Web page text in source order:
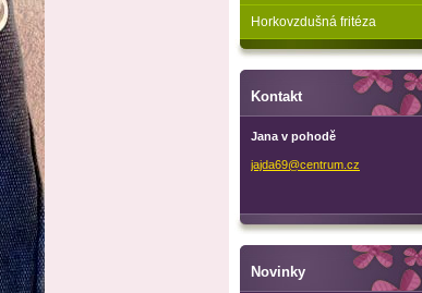
Horkovzdušná fritéza
Kontakt
Jana v pohodě
jajda69@centrum. cz
Novinky